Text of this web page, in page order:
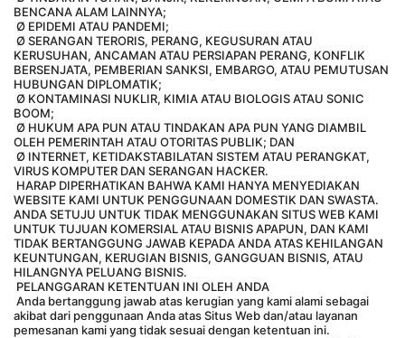
BENCANA ALAM LAINNYA;
Ø EPIDEMI ATAU PANDEMI;
KERUSUHAN, ANCAMAN ATAU PERSIAPAN PERANG, KONFLIK
BERSENJATA, PEMBERIAN SANKSI, EMBARGO, ATAU PEMUTUSAN
HUBUNGAN DIPLOMATIK;
BOOM;
OLEH PEMERINTAH ATAU OTORITAS PUBLIK; DAN
VIRUS KOMPUTER DAN SERANGAN HACKER.
WEBSITE KAMI UNTUK PENGGUNAAN DOMESTIK DAN SWASTA.
ANDA SETUJU UNTUK TIDAK MENGGUNAKAN SITUS WEB KAMI
UNTUK TUJUAN KOMERSIAL ATAU BISNIS APAPUN, DAN KAMI
TIDAK BERTANGGUNG JAWAB KEPADA ANDA ATAS KEHILANGAN
KEUNTUNGAN, KERUGIAN BISNIS, GANGGUAN BISNIS, ATAU
HILANGNYA PELUANG BISNIS.
PELANGGARAN KETENTUAN INI OLEH ANDA
akibat dari penggunaan Anda atas Situs Web dan/atau layanan
pemesanan kami yang tidak sesuai dengan ketentuan ini.